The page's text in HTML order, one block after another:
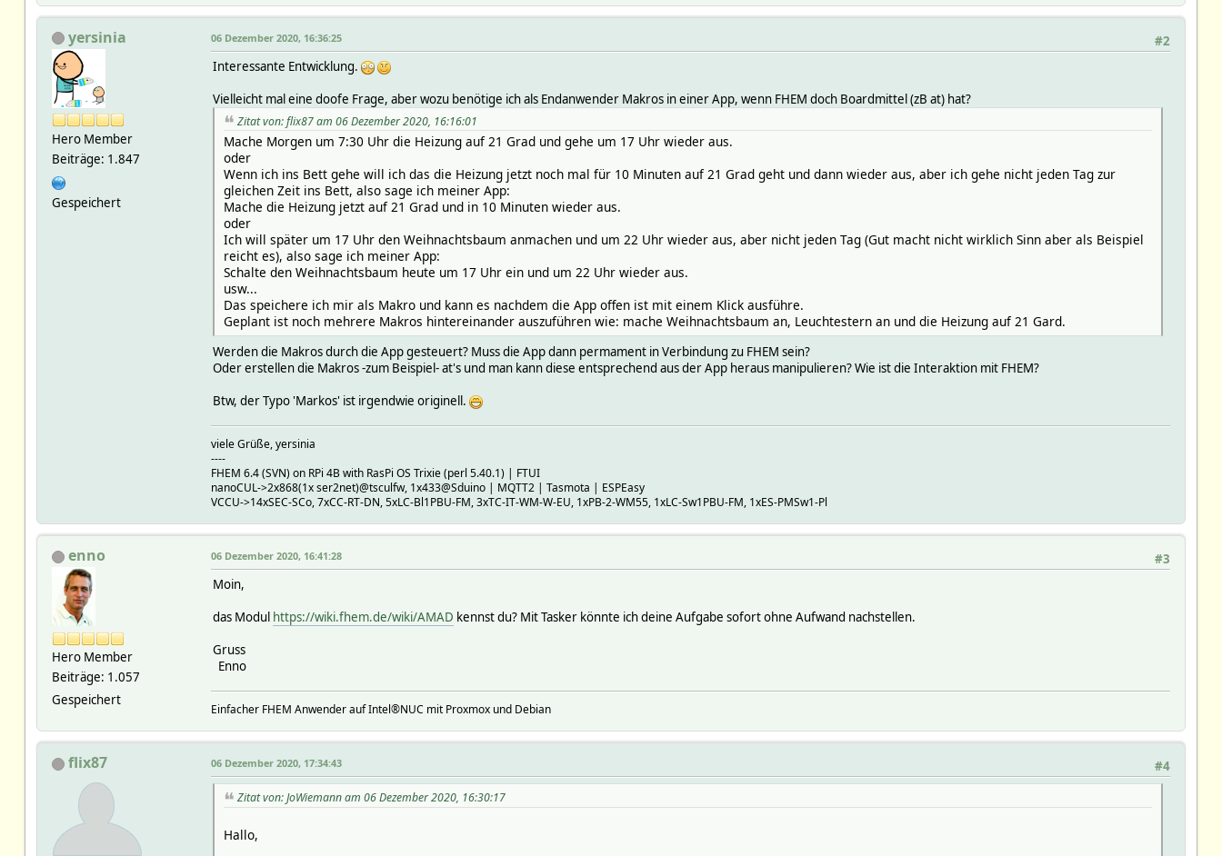
yersinia
Hero Member
Beiträge: 1.847
Gespeichert
#2
06 Dezember 2020, 16:36:25
Interessante Entwicklung.
Vielleicht mal eine doofe Frage, aber wozu benötige ich als Endanwender Makros in einer App, wenn FHEM doch Boardmittel (zB at) hat?
Zitat von: flix87 am 06 Dezember 2020, 16:16:01
Mache Morgen um 7:30 Uhr die Heizung auf 21 Grad und gehe um 17 Uhr wieder aus.
oder
Wenn ich ins Bett gehe will ich das die Heizung jetzt noch mal für 10 Minuten auf 21 Grad geht und dann wieder aus, aber ich gehe nicht jeden Tag zur
gleichen Zeit ins Bett, also sage ich meiner App:
Mache die Heizung jetzt auf 21 Grad und in 10 Minuten wieder aus.
oder
Ich will später um 17 Uhr den Weihnachtsbaum anmachen und um 22 Uhr wieder aus, aber nicht jeden Tag (Gut macht nicht wirklich Sinn aber als Beispiel
reicht es), also sage ich meiner App:
Schalte den Weihnachtsbaum heute um 17 Uhr ein und um 22 Uhr wieder aus.
usw...
Das speichere ich mir als Makro und kann es nachdem die App offen ist mit einem Klick ausführe.
Geplant ist noch mehrere Makros hintereinander auszuführen wie: mache Weihnachtsbaum an, Leuchtestern an und die Heizung auf 21 Gard.
Werden die Makros durch die App gesteuert? Muss die App dann permament in Verbindung zu FHEM sein?
Oder erstellen die Makros -zum Beispiel- at's und man kann diese entsprechend aus der App heraus manipulieren? Wie ist die Interaktion mit FHEM?
Btw, der Typo 'Markos' ist irgendwie originell.
viele Grüße, yersinia
----
FHEM 6.4 (SVN) on RPi 4B with RasPi OS Trixie (perl 5.40.1) | FTUI
nanoCUL->2x868(1x ser2net)@tsculfw, 1x433@Sduino | MQTT2 | Tasmota | ESPEasy
VCCU->14xSEC-SCo, 7xCC-RT-DN, 5xLC-Bl1PBU-FM, 3xTC-IT-WM-W-EU, 1xPB-2-WM55, 1xLC-Sw1PBU-FM, 1xES-PMSw1-Pl
enno
Hero Member
Beiträge: 1.057
Gespeichert
#3
06 Dezember 2020, 16:41:28
Moin,
das Modul https://wiki.fhem.de/wiki/AMAD kennst du? Mit Tasker könnte ich deine Aufgabe sofort ohne Aufwand nachstellen.
Gruss
Enno
Einfacher FHEM Anwender auf Intel®NUC mit Proxmox und Debian
flix87 #4
06 Dezember 2020, 17:34:43
Zitat von: JoWiemann am 06 Dezember 2020, 16:30:17
Hallo,